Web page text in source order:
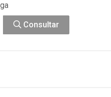
Consultar